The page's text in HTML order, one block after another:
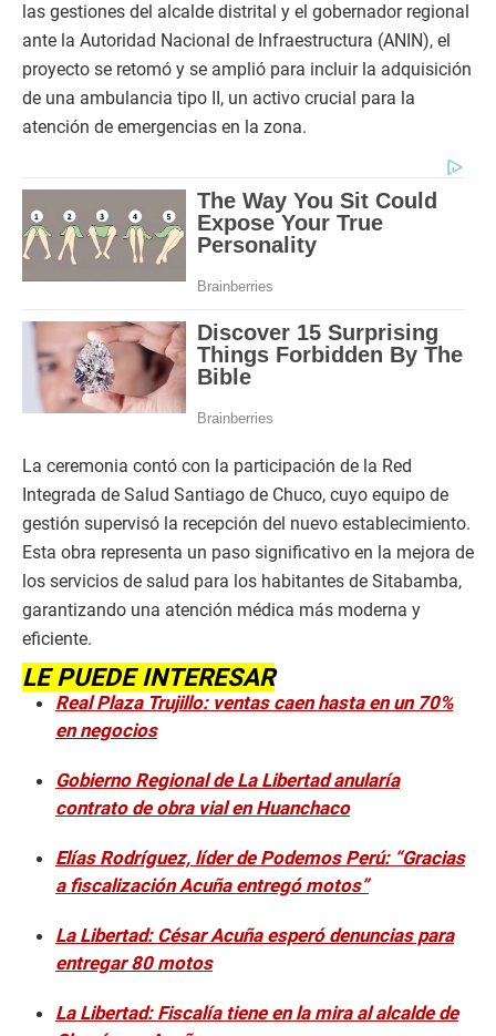
las gestiones del alcalde distrital y el gobernador regional
ante la Autoridad Nacional de Infraestructura (ANIN), el
proyecto se retomó y se amplió para incluir la adquisición
de una ambulancia tipo II, un activo crucial para la
atención de emergencias en la zona.
​La ceremonia contó con la participación de la Red
Integrada de Salud Santiago de Chuco, cuyo equipo de
gestión supervisó la recepción del nuevo establecimiento.
Esta obra representa un paso significativo en la mejora de
los servicios de salud para los habitantes de Sitabamba,
garantizando una atención médica más moderna y
eficiente.
LE PUEDE INTERESAR
Real Plaza Trujillo: ventas caen hasta en un 70%
en negocios
Gobierno Regional de La Libertad anularía
contrato de obra vial en Huanchaco
Elías Rodríguez, líder de Podemos Perú: “Gracias
a fiscalización Acuña entregó motos”
La Libertad: César Acuña esperó denuncias para
entregar 80 motos
La Libertad: Fiscalía tiene en la mira al alcalde de